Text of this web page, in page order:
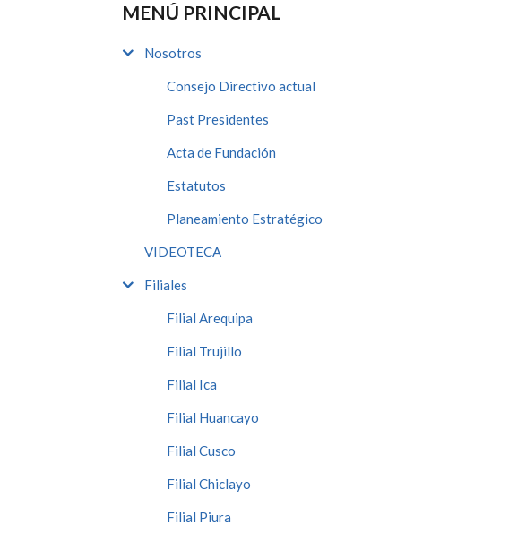
MENÚ PRINCIPAL
Nosotros
Consejo Directivo actual
Past Presidentes
Acta de Fundación
Estatutos
Planeamiento Estratégico
VIDEOTECA
Filiales
Filial Arequipa
Filial Trujillo
Filial Ica
Filial Huancayo
Filial Cusco
Filial Chiclayo
Filial Piura